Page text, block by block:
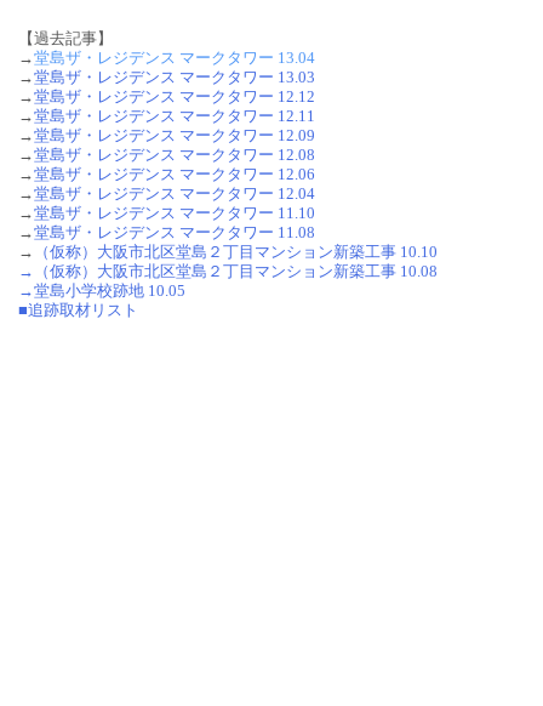
【過去記事】
→堂島ザ・レジデンス マークタワー 13.04
→堂島ザ・レジデンス マークタワー 13.03
→堂島ザ・レジデンス マークタワー 12.12
→堂島ザ・レジデンス マークタワー 12.11
→堂島ザ・レジデンス マークタワー 12.09
→堂島ザ・レジデンス マークタワー 12.08
→堂島ザ・レジデンス マークタワー 12.06
→堂島ザ・レジデンス マークタワー 12.04
→堂島ザ・レジデンス マークタワー 11.10
→堂島ザ・レジデンス マークタワー 11.08
→
（仮称）大阪市北区堂島２丁目マンション新築工事 10.10
→（仮称）大阪市北区堂島２丁目マンション新築工事 10.08
→堂島小学校跡地 10.05
■追跡取材リスト